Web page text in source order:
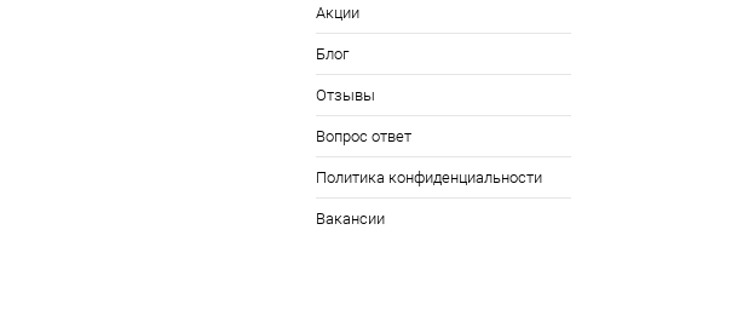
Акции
Блог
Отзывы
Вопрос ответ
Политика конфиденциальности
Вакансии